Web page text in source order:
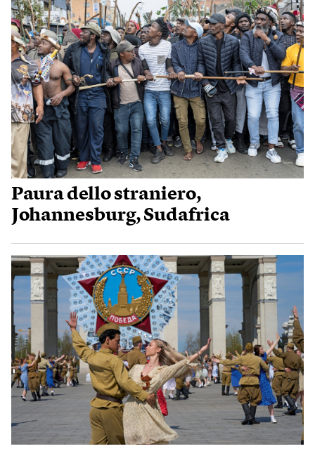
Paura dello straniero,
Johannesburg, Sudafrica